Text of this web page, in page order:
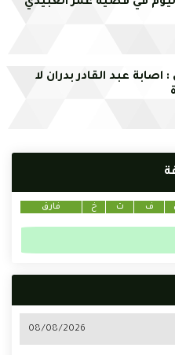
: اصابة عبد القادر بدران لا
ف ت خ فارق